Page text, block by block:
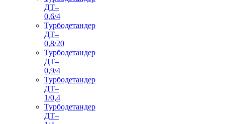
ДТ–
0,6/4
Турбодетандер
ДТ–
0,8/20
Турбодетандер
ДТ–
0,9/4
Турбодетандер
ДТ–
1/0,4
Турбодетандер
ДТ–